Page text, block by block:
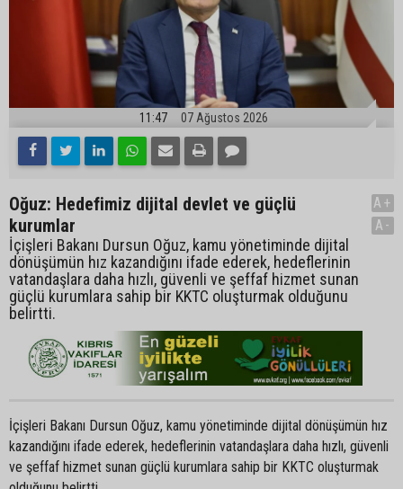
11:47 07 Ağustos 2026
Oğuz: Hedefimiz dijital devlet ve güçlü
kurumlar
İçişleri Bakanı Dursun Oğuz, kamu yönetiminde dijital
dönüşümün hız kazandığını ifade ederek, hedeflerinin
vatandaşlara daha hızlı, güvenli ve şeffaf hizmet sunan
güçlü kurumlara sahip bir KKTC oluşturmak olduğunu
belirtti.
A+
A-
İçişleri Bakanı Dursun Oğuz, kamu yönetiminde dijital dönüşümün hız
kazandığını ifade ederek, hedeflerinin vatandaşlara daha hızlı, güvenli
ve şeffaf hizmet sunan güçlü kurumlara sahip bir KKTC oluşturmak